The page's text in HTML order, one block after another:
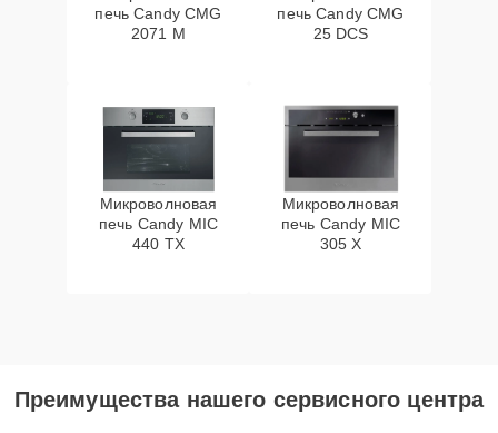
печь Candy CMG
2071 M
печь Candy CMG
25 DCS
Микроволновая
печь Candy MIC
440 TX
Микроволновая
печь Candy MIC
305 X
Преимущества нашего сервисного центра